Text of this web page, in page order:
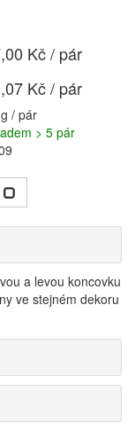
Kč / pár
Kč / pár
/ pár
> 5 pár
a levou koncovku
ve stejném dekoru